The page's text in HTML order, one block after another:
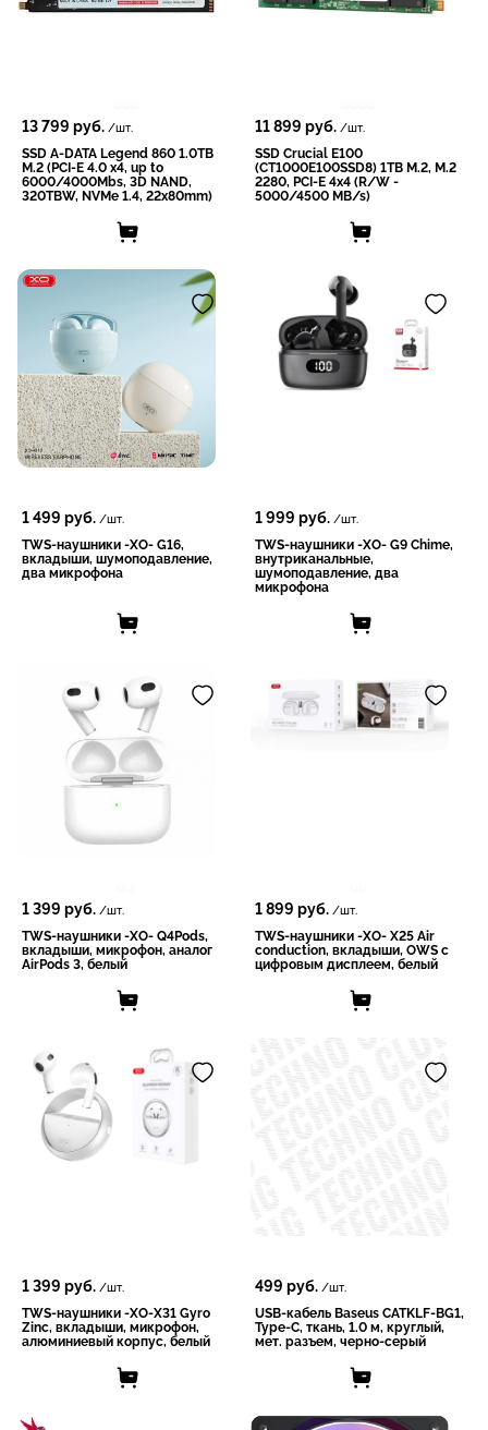
13 799 руб. /шт.
SSD A-DATA Legend 860 1.0TB
M.2 (PCI-E 4.0 x4, up to
6000/4000Mbs, 3D NAND,
320TBW, NVMe 1.4, 22x80mm)
11 899 руб. /шт.
SSD Crucial E100
(CT1000E100SSD8) 1TB M.2, M.2
2280, PCI-E 4x4 (R/W -
5000/4500 MB/s)
1 499 руб. /шт.
TWS-наушники -XO- G16,
вкладыши, шумоподавление,
два микрофона
1 999 руб. /шт.
TWS-наушники -XO- G9 Chime,
внутриканальные,
шумоподавление, два
микрофона
1 399 руб. /шт.
TWS-наушники -XO- Q4Pods,
вкладыши, микрофон, аналог
AirPods 3, белый
1 899 руб. /шт.
TWS-наушники -XO- X25 Air
conduction, вкладыши, OWS с
цифровым дисплеем, белый
1 399 руб. /шт.
TWS-наушники -XO-X31 Gyro
Zinc, вкладыши, микрофон,
алюминиевый корпус, белый
499 руб. /шт.
USB-кабель Baseus CATKLF-BG1,
Type-C, ткань, 1.0 м, круглый,
мет. разъем, черно-серый